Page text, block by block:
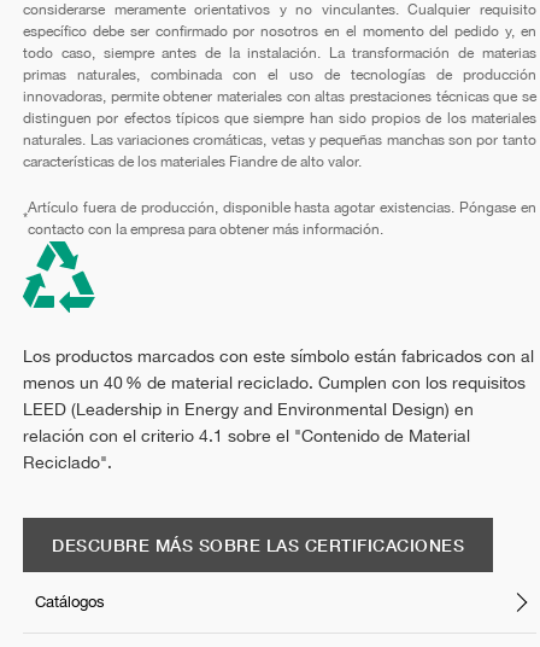
considerarse meramente orientativos y no vinculantes. Cualquier requisito
específico debe ser confirmado por nosotros en el momento del pedido y, en
todo caso, siempre antes de la instalación. La transformación de materias
primas naturales, combinada con el uso de tecnologías de producción
innovadoras, permite obtener materiales con altas prestaciones técnicas que se
distinguen por efectos típicos que siempre han sido propios de los materiales
naturales. Las variaciones cromáticas, vetas y pequeñas manchas son por tanto
características de los materiales Fiandre de alto valor.
*
Artículo fuera de producción, disponible hasta agotar existencias. Póngase en
contacto con la empresa para obtener más información.
Los productos marcados con este símbolo están fabricados con al
menos un 40 % de material reciclado. Cumplen con los requisitos
LEED (Leadership in Energy and Environmental Design) en
relación con el criterio 4.1 sobre el "Contenido de Material
Reciclado".
DESCUBRE MÁS SOBRE LAS CERTIFICACIONES
Catálogos